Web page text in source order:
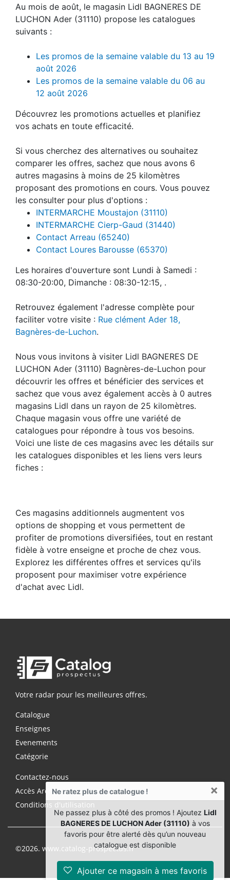
Ne ratez plus de catalogue ! ×
Ne passez plus à côté des promos ! Ajoutez Lidl
BAGNERES DE LUCHON Ader (31110) à vos
favoris pour être alerté dès qu’un nouveau
catalogue est disponible
Ajouter ce magasin à mes favoris
Au mois de août, le magasin Lidl BAGNERES DE
LUCHON Ader (31110) propose les catalogues
suivants :
Les promos de la semaine valable du 13 au 19
août 2026
Les promos de la semaine valable du 06 au
12 août 2026
Découvrez les promotions actuelles et planifiez
vos achats en toute efficacité.
Si vous cherchez des alternatives ou souhaitez
comparer les offres, sachez que nous avons 6
autres magasins à moins de 25 kilomètres
proposant des promotions en cours. Vous pouvez
les consulter pour plus d'options :
INTERMARCHE Moustajon (31110)
INTERMARCHE Cierp-Gaud (31440)
Contact Arreau (65240)
Contact Loures Barousse (65370)
Les horaires d'ouverture sont Lundi à Samedi :
08:30-20:00, Dimanche : 08:30-12:15, .
Retrouvez également l'adresse complète pour
faciliter votre visite : Rue clément Ader 18,
Bagnères-de-Luchon.
Nous vous invitons à visiter Lidl BAGNERES DE
LUCHON Ader (31110) Bagnères-de-Luchon pour
découvrir les offres et bénéficier des services et
sachez que vous avez également accès à 0 autres
magasins Lidl dans un rayon de 25 kilomètres.
Chaque magasin vous offre une variété de
catalogues pour répondre à tous vos besoins.
Voici une liste de ces magasins avec les détails sur
les catalogues disponibles et les liens vers leurs
fiches :
Ces magasins additionnels augmentent vos
options de shopping et vous permettent de
profiter de promotions diversifiées, tout en restant
fidèle à votre enseigne et proche de chez vous.
Explorez les différentes offres et services qu'ils
proposent pour maximiser votre expérience
d'achat avec Lidl.
Votre radar pour les meilleures offres.
Catalogue
Enseignes
Evenements
Catégorie
Contactez-nous
Accès Archives Premium
Conditions d'utilisation
©2026. www.catalog-prospectus.fr